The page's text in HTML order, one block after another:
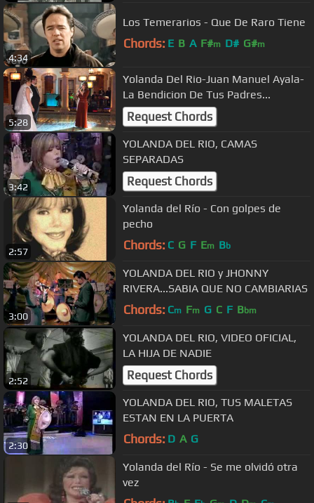
4:34
Los Temerarios - Que De Raro Tiene
Chords: E B A F#m D# G#m
5:28
Yolanda Del Rio-Juan Manuel Ayala-
La Bendicion De Tus Padres...
Request Chords
3:42
YOLANDA DEL RIO, CAMAS
SEPARADAS
Request Chords
2:57
Yolanda del Río - Con golpes de
pecho
Chords: C G F Em Bb
3:00
YOLANDA DEL RIO y JHONNY
RIVERA...SABIA QUE NO CAMBIARIAS
Chords: Cm Fm G C F Bbm
2:52
YOLANDA DEL RIO, VIDEO OFICIAL,
LA HIJA DE NADIE
Request Chords
2:30
YOLANDA DEL RIO, TUS MALETAS
ESTAN EN LA PUERTA
Chords: D A G
Yolanda del Río - Se me olvidó otra
vez